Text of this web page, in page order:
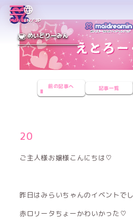
MENUEN／JP
めいどりーみん
前の記事へ 記事一覧
20
ご主人様お嬢様こんにちは♡
昨日はみらいちゃんのイベントでし
赤ロリータちょーかわいかった♡